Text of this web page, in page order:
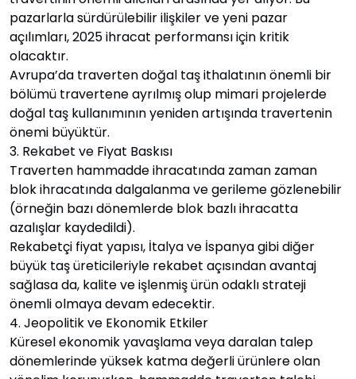
pazarlarla sürdürülebilir ilişkiler ve yeni pazar
açılımları, 2025 ihracat performansı için kritik
olacaktır.
Avrupa’da traverten doğal taş ithalatının önemli bir
bölümü travertene ayrılmış olup mimari projelerde
doğal taş kullanımının yeniden artışında travertenin
önemi büyüktür.
3. Rekabet ve Fiyat Baskısı
Traverten hammadde ihracatında zaman zaman
blok ihracatında dalgalanma ve gerileme gözlenebilir
(örneğin bazı dönemlerde blok bazlı ihracatta
azalışlar kaydedildi).
Rekabetçi fiyat yapısı, İtalya ve İspanya gibi diğer
büyük taş üreticileriyle rekabet açısından avantaj
sağlasa da, kalite ve işlenmiş ürün odaklı strateji
önemli olmaya devam edecektir.
4. Jeopolitik ve Ekonomik Etkiler
Küresel ekonomik yavaşlama veya daralan talep
dönemlerinde yüksek katma değerli ürünlere olan